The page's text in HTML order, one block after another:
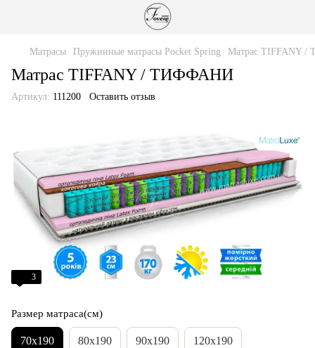
Матрасы Пружинные матрасы Pocket Spring Матрас TIFFANY
Матрас TIFFANY / ТИФФАНИ
Артикул: 111200 Оставить отзыв
3
Размер матраса(см)
70х190 80х190 90x190 120x190